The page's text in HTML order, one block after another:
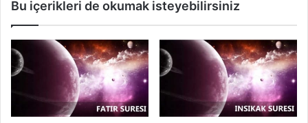
Bu içerikleri de okumak isteyebilirsiniz